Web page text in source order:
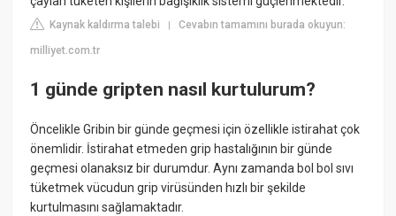
Kaynak kaldırma talebi |Cevabın tamamını burada okuyun:
milliyet.com.tr
1 günde gripten nasıl kurtulurum?
Öncelikle Gribin bir günde geçmesi için özellikle istirahat çok
önemlidir. İstirahat etmeden grip hastalığının bir günde
geçmesi olanaksız bir durumdur. Aynı zamanda bol bol sıvı
tüketmek vücudun grip virüsünden hızlı bir şekilde
kurtulmasını sağlamaktadır.